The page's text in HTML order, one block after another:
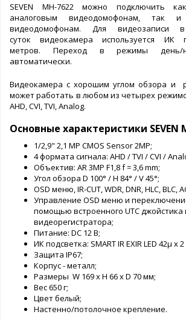
SEVEN MH-7622 можно подключить
аналоговым видеодомофонам,
видеодомофонам. Для видеозаписи
суток видеокамера используется ИК
метров. Переход в режимы день/
автоматически.
Видеокамера с хорошим углом обзора и
может работать в любом из четырех
AHD, CVI, TVI, Analog.
Основные характеристики SEVEN
1/2,9" 2,1 MP CMOS Sensor 2MP;
4 формата сигнала: AHD / TVI / CVI /
Объектив: AR 3MP F1,8 f = 3,6 mm;
Угол обзора D 100° / H 84° / V 45°;
OSD меню, IR-CUT, WDR, DNR, HLC, BLC,
Управление OSD меню и
помощью встроенного UTC джойстика
видеорегистратора;
Питание: DC 12 В;
ИК подсветка: SMART IR EXIR LED 42µ x
Защита IP67;
Корпус - металл;
Размеры W 169 x H 66 x D 70 мм;
Вес 650 г;
Цвет белый;
Настенно/потолочное крепление.